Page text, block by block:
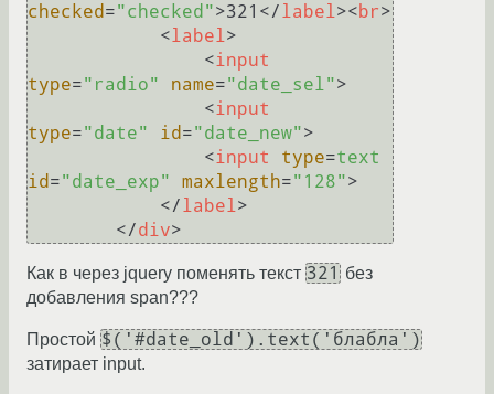
checked="checked">321 </label><br>
<label>
<input
type="radio" name="date_sel">
<input
type="date" id="date_new">
<input type=text
id="date_exp" maxlength="128">
</label>
</div>
Как в через jquery поменять текст 321
без
добавления span???
Простой $('#date_old').text('блабла')
затирает input.